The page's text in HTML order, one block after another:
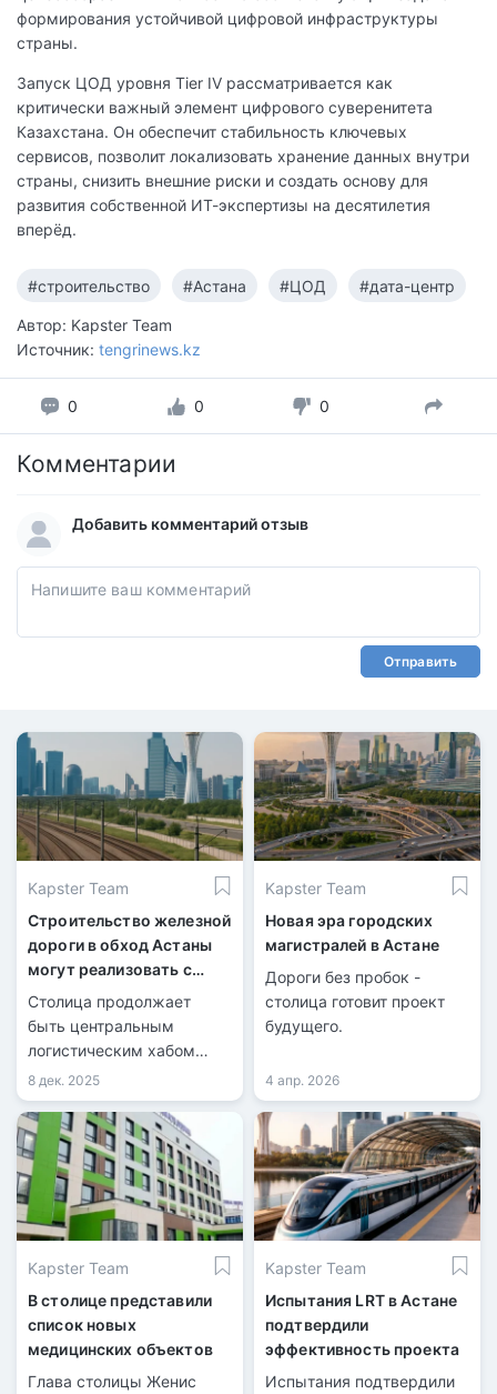
формирования устойчивой цифровой инфраструктуры
страны.
Запуск ЦОД уровня Tier IV рассматривается как
критически важный элемент цифрового суверенитета
Казахстана. Он обеспечит стабильность ключевых
сервисов, позволит локализовать хранение данных внутри
страны, снизить внешние риски и создать основу для
развития собственной ИТ-экспертизы на десятилетия
вперёд.
#строительство #Астана #ЦОД #дата-центр
Автор: Kapster Team
Источник: tengrinews.kz
0 0 0
Комментарии
Добавить комментарий отзыв
Отправить
Kapster Team
Строительство железной
дороги в обход Астаны
могут реализовать с
участием бизнеса
Столица продолжает
быть центральным
логистическим хабом
Казахстана.
8 дек. 2025
Kapster Team
Новая эра городских
магистралей в Астане
Дороги без пробок -
столица готовит проект
будущего.
4 апр. 2026
Kapster Team
В столице представили
список новых
медицинских объектов
Глава столицы Женис
Kapster Team
Испытания LRT в Астане
подтвердили
эффективность проекта
Испытания подтвердили